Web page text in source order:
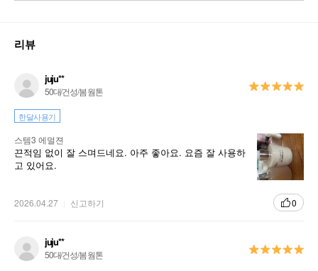
리뷰
juju**
50대/건성/봄 웜톤
한달사용기
스템3 에멀젼
끈적임 없이 잘 스며드네요. 아주 좋아요. 요즘 잘 사용하
고 있어요.
2026.04.27 신고하기 0
juju**
50대/건성/봄 웜톤